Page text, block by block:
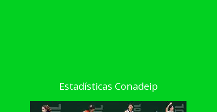
Estadísticas Conadeip